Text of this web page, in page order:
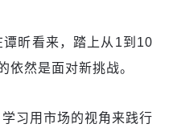
昕看来，踏上从1到10
依然是面对新挑战。
习用市场的视角来践行